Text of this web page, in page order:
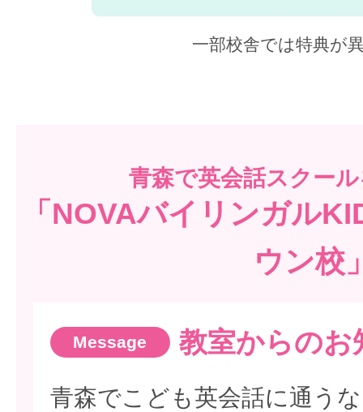
一部校舎では特典が
青森で英会話スクー
「NOVAバイリンガル
ウン校
教室からのお
青森でこども英会話に通う